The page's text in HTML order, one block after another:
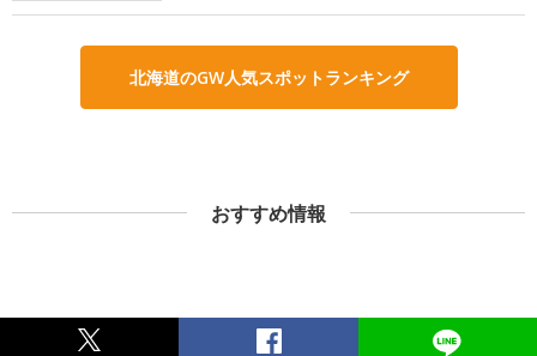
北海道のGW人気スポットランキング
おすすめ情報